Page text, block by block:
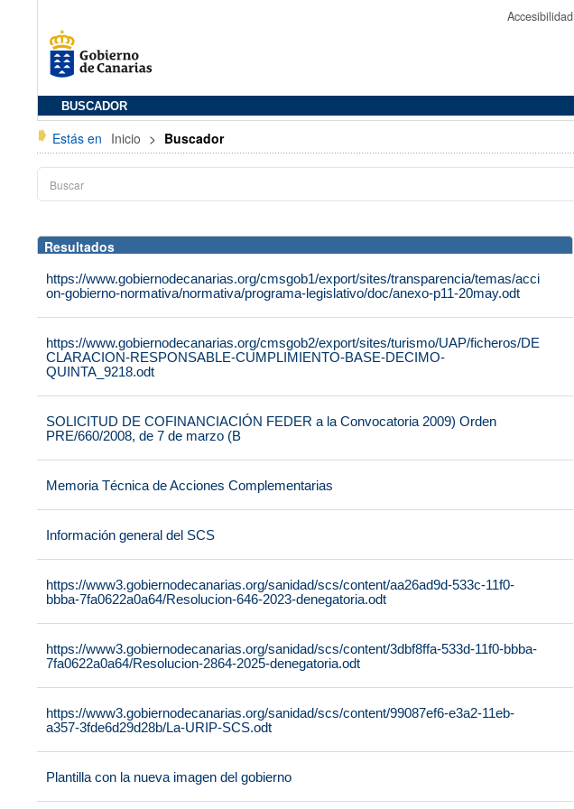
Accesibilidad
BUSCADOR
Estás en Inicio > Buscador
Resultados
https://www.gobiernodecanarias.org/cmsgob1/export/sites/transparencia/temas/acci
on-gobierno-normativa/normativa/programa-legislativo/doc/anexo-p11-20may.odt
https://www.gobiernodecanarias.org/cmsgob2/export/sites/turismo/UAP/ficheros/DE
CLARACION-RESPONSABLE-CUMPLIMIENTO-BASE-DECIMO-
QUINTA_9218.odt
SOLICITUD DE COFINANCIACIÓN FEDER a la Convocatoria 2009) Orden
PRE/660/2008, de 7 de marzo (B
Memoria Técnica de Acciones Complementarias
Información general del SCS
https://www3.gobiernodecanarias.org/sanidad/scs/content/aa26ad9d-533c-11f0-
bbba-7fa0622a0a64/Resolucion-646-2023-denegatoria.odt
https://www3.gobiernodecanarias.org/sanidad/scs/content/3dbf8ffa-533d-11f0-bbba-
7fa0622a0a64/Resolucion-2864-2025-denegatoria.odt
https://www3.gobiernodecanarias.org/sanidad/scs/content/99087ef6-e3a2-11eb-
a357-3fde6d29d28b/La-URIP-SCS.odt
Plantilla con la nueva imagen del gobierno